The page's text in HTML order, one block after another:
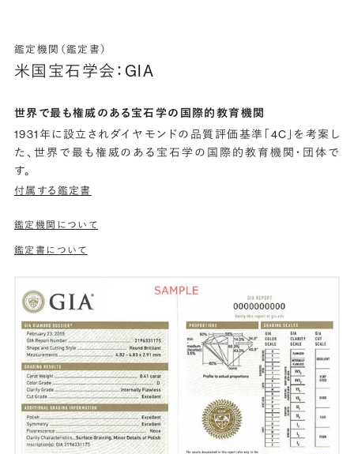
鑑定機関（鑑定書）
米国宝石学会：GIA
世界で最も権威のある宝石学の国際的教育機関
1931年に設立されダイヤモンドの品質評価基準「4C」を考案し
た、世界で最も権威のある宝石学の国際的教育機関・団体で
す。
付属する鑑定書
鑑定機関について
鑑定書について